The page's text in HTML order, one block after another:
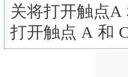
关将打开触点A
打开触点 A 和 C